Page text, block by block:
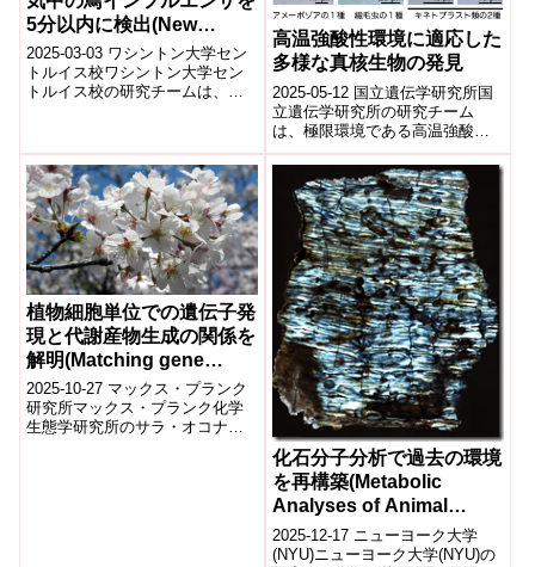
5分以内に検出(New
Biosensor Can Detect
Airborne Bird Flu in
Under Five Minutes)
2025-03-03 ワシントン大学セン
トルイス校​ワシントン大学セン
トルイス校の研究チームは、空
高温強酸性環境に適応した
多様な真核生物の発見
2025-05-12 国立遺伝学研究所国
立遺伝学研究所の研究チーム
は、極限環境である高温強酸性
の火山湖に生息する多様な真核
生物を発見しました。この環境
はpH1以...
植物細胞単位での遺伝子発
現と代謝産物生成の関係を
解明(Matching gene
expression to metabolite
production in single
plant cells)
2025-10-27 マックス・プランク
研究所マックス・プランク化学
生態学研究所のサラ・オコナー
化石分子分析で過去の環境
を再構築(Metabolic
Analyses of Animal
Fossils Helps Scientists
Reconstruct Million-Year-
2025-12-17 ニューヨーク大学
(NYU)ニューヨーク大学(NYU)の